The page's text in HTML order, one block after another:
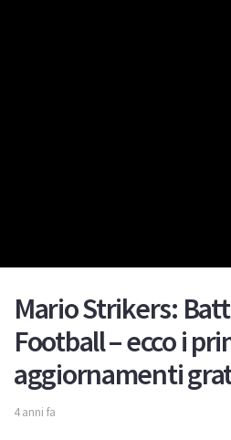
Mario Strikers:
Football – ecco i
aggiornamenti
4 anni fa